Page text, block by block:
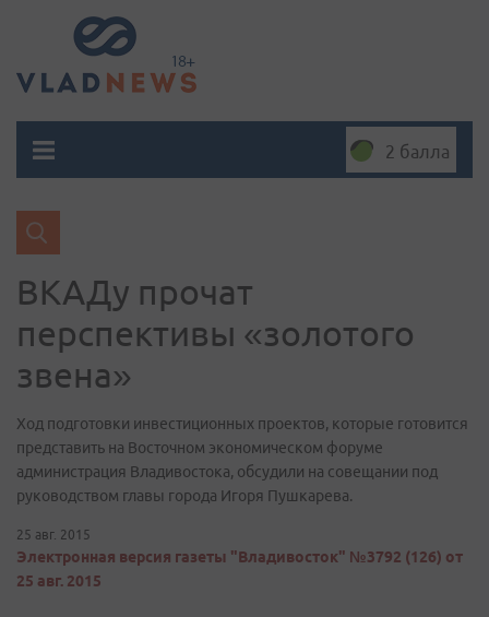
2 балла
ВКАДу прочат
перспективы «золотого
звена»
Ход подготовки инвестиционных проектов, которые готовится
представить на Восточном экономическом форуме
администрация Владивостока, обсудили на совещании под
руководством главы города Игоря Пушкарева.
25 авг. 2015
Электронная версия газеты "Владивосток" №3792 (126) от
25 авг. 2015